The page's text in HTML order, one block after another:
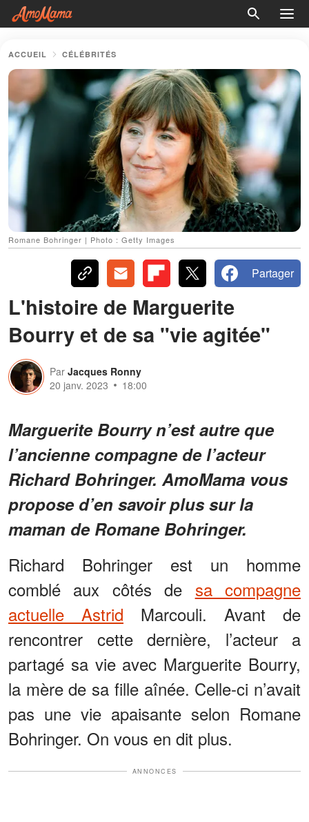
ACCUEIL CÉLÉBRITÉS
Romane Bohringer | Photo : Getty Images
Partager
L'histoire de Marguerite
Bourry et de sa "vie agitée"
Par Jacques Ronny
20 janv. 2023
18:00
Marguerite Bourry n’est autre que
l’ancienne compagne de l’acteur
Richard Bohringer. AmoMama vous
propose d’en savoir plus sur la
maman de Romane Bohringer.
Richard Bohringer est un homme
comblé aux côtés de sa compagne
actuelle Astrid Marcouli. Avant de
rencontrer cette dernière, l’acteur a
partagé sa vie avec Marguerite Bourry,
la mère de sa fille aînée. Celle-ci n’avait
pas une vie apaisante selon Romane
Bohringer. On vous en dit plus.
ANNONCES